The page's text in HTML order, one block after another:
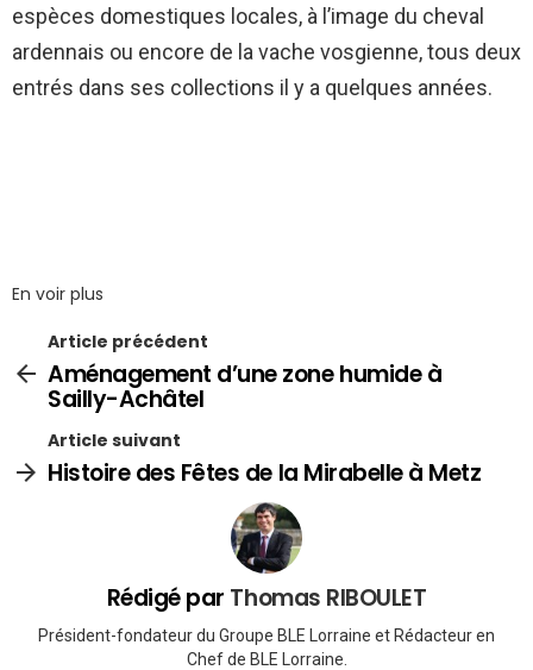
espèces domestiques locales, à l’image du cheval
ardennais ou encore de la vache vosgienne, tous deux
entrés dans ses collections il y a quelques années.
En voir plus
Article précédent
Aménagement d’une zone humide à
Sailly-Achâtel
Article suivant
Histoire des Fêtes de la Mirabelle à Metz
Rédigé par Thomas RIBOULET
Président-fondateur du Groupe BLE Lorraine et Rédacteur en
Chef de BLE Lorraine.